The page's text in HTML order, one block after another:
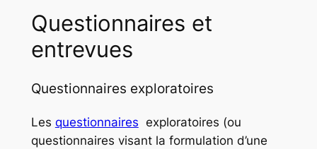
Questionnaires et
entrevues
Questionnaires exploratoires
Les questionnaires exploratoires (ou
questionnaires visant la formulation d’une